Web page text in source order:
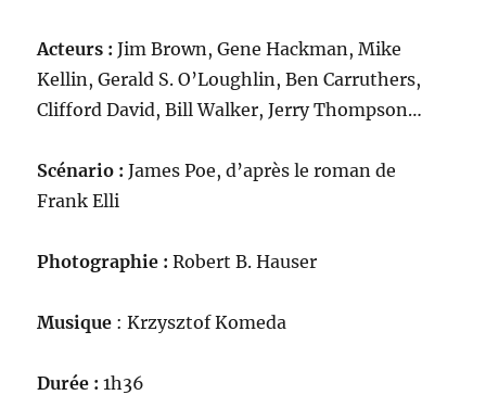
Acteurs : Jim Brown, Gene Hackman, Mike
Kellin, Gerald S. O’Loughlin, Ben Carruthers,
Clifford David, Bill Walker, Jerry Thompson…
Scénario : James Poe, d’après le roman de
Frank Elli
Photographie : Robert B. Hauser
Musique : Krzysztof Komeda
Durée : 1h36